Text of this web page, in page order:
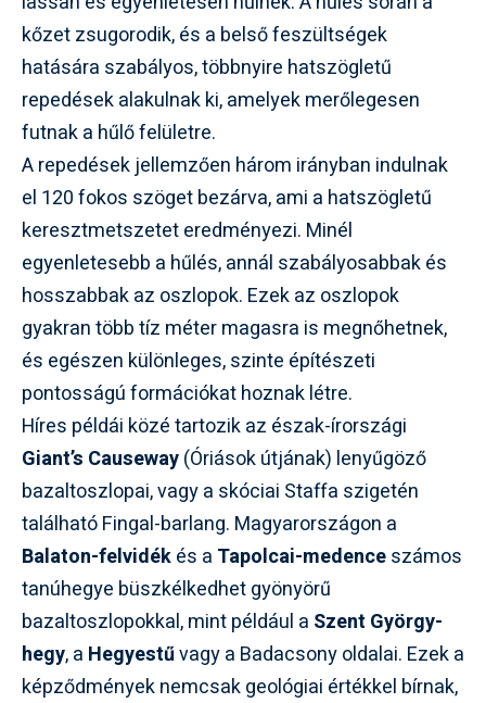
kőzet zsugorodik, és a belső feszültségek
hatására szabályos, többnyire hatszögletű
repedések alakulnak ki, amelyek merőlegesen
futnak a hűlő felületre.
A repedések jellemzően három irányban indulnak
el 120 fokos szöget bezárva, ami a hatszögletű
keresztmetszetet eredményezi. Minél
egyenletesebb a hűlés, annál szabályosabbak és
hosszabbak az oszlopok. Ezek az oszlopok
gyakran több tíz méter magasra is megnőhetnek,
és egészen különleges, szinte építészeti
pontosságú formációkat hoznak létre.
Híres példái közé tartozik az észak-írországi
Giant’s Causeway(Óriások útjának) lenyűgöző
bazaltoszlopai, vagy a skóciai Staffa szigetén
található Fingal-barlang. Magyarországon a
Balaton-felvidékés a Tapolcai-medenceszámos
tanúhegye büszkélkedhet gyönyörű
bazaltoszlopokkal, mint például a Szent György-
hegy, a Hegyestűvagy a Badacsony oldalai. Ezek a
képződmények nemcsak geológiai értékkel bírnak,